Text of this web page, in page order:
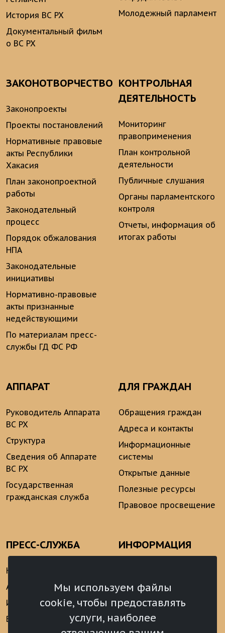
Мы используем файлы
cookie, чтобы предоставлять
услуги, наиболее
История ВС РХ
Документальный фильм
о ВС РХ
Молодежный парламент
ЗАКОНОТВОРЧЕСТВО
Законопроекты
Проекты постановлений
Нормативные правовые
акты Республики
Хакасия
План законопроектной
работы
Законодательный
процесс
Порядок обжалования
НПА
Законодательные
инициативы
Нормативно-правовые
акты признанные
недействующими
По материалам пресс-
службы ГД ФС РФ
КОНТРОЛЬНАЯ
ДЕЯТЕЛЬНОСТЬ
Мониторинг
правоприменения
План контрольной
деятельности
Публичные слушания
Органы парламентского
контроля
Отчеты, информация об
итогах работы
АППАРАТ
Руководитель Аппарата
ВС РХ
Структура
Сведения об Аппарате
ВС РХ
Государственная
гражданская служба
ДЛЯ ГРАЖДАН
Обращения граждан
Адреса и контакты
Информационные
системы
Открытые данные
Полезные ресурсы
Правовое просвещение
ПРЕСС-СЛУЖБА
Новости
Анонсы
Интервью
Видеоматериалы
ИНФОРМАЦИЯ
аналитические
материалы
Реализация Послания
Президента РФ